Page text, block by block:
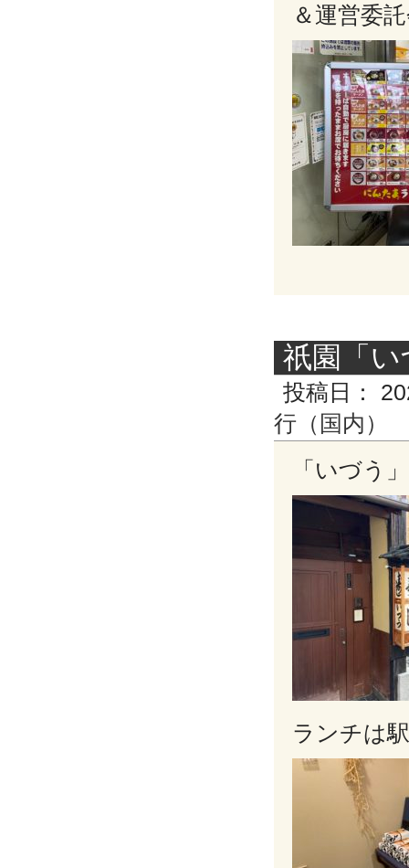
＆運営委
祇園「
投稿日：
行（国内）
「いづう
ランチは